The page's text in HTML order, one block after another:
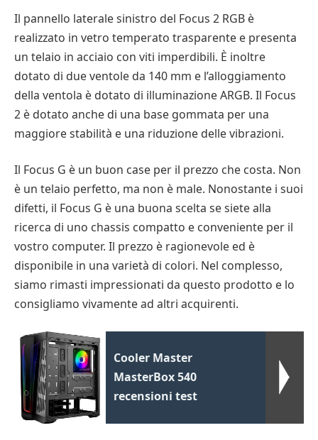
Il pannello laterale sinistro del Focus 2 RGB è
realizzato in vetro temperato trasparente e presenta
un telaio in acciaio con viti imperdibili. È inoltre
dotato di due ventole da 140 mm e l’alloggiamento
della ventola è dotato di illuminazione ARGB. Il Focus
2 è dotato anche di una base gommata per una
maggiore stabilità e una riduzione delle vibrazioni.
Il Focus G è un buon case per il prezzo che costa. Non
è un telaio perfetto, ma non è male. Nonostante i suoi
difetti, il Focus G è una buona scelta se siete alla
ricerca di uno chassis compatto e conveniente per il
vostro computer. Il prezzo è ragionevole ed è
disponibile in una varietà di colori. Nel complesso,
siamo rimasti impressionati da questo prodotto e lo
consigliamo vivamente ad altri acquirenti.
Cooler Master
MasterBox 540
recensioni test